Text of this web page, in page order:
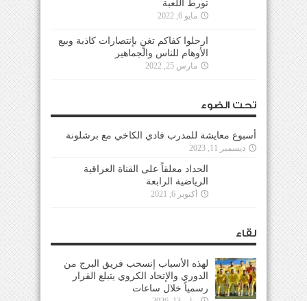
تورط اللعبة
مايو 6, 2022
ارحلوا كفاكم تغنٍ بإنتصارات كاذبة وبيع
الأوهام للناس والجماهير
مارس 25, 2022
تحت الضوء
أسبوع معايشة للمدرب فادي الكاخي مع برشلونة
ديسمبر 11, 2023
الحداد معلقاً على القناة العراقية
الرياضية الرابعة
أكتوبر 6, 2021
لقاء
لهذه الأسباب إنسحب فريق البرج من
الدوري والإتحاد الكروي يتبلغ القرار
رسمياً خلال ساعات